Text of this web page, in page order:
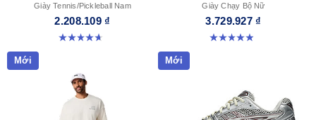
Giày Tennis/Pickleball Nam
2.208.109 ₫
4.7 trong số 5 sao. 33 đánh giá
Giày Chạy Bộ Nữ
3.729.927 ₫
5.0 trong số 5 sao. 67 đánh giá
Mới Mới